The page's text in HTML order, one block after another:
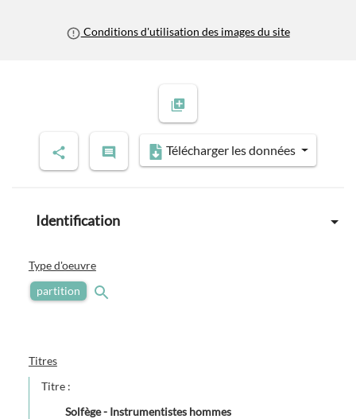
Conditions d'utilisation des images du site
Télécharger les données
Identification
Type d'oeuvre
partition
Titres
Titre :
Solfège - Instrumentistes hommes